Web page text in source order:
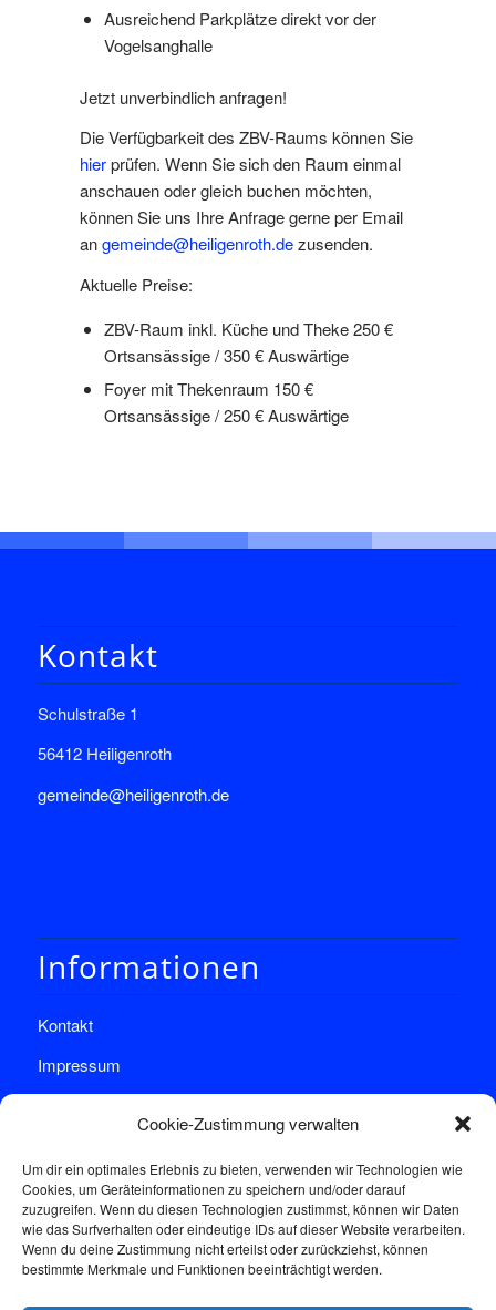
Cookie-Zustimmung verwalten
Um dir ein optimales Erlebnis zu bieten, verwenden wir Technologien wie
Cookies, um Geräteinformationen zu speichern und/oder darauf
zuzugreifen. Wenn du diesen Technologien zustimmst, können wir Daten
wie das Surfverhalten oder eindeutige IDs auf dieser Website verarbeiten.
Wenn du deine Zustimmung nicht erteilst oder zurückziehst, können
bestimmte Merkmale und Funktionen beeinträchtigt werden.
Ausreichend Parkplätze direkt vor der
Vogelsanghalle
Jetzt unverbindlich anfragen!
Die Verfügbarkeit des ZBV-Raums können Sie
hierprüfen. Wenn Sie sich den Raum einmal
anschauen oder gleich buchen möchten,
können Sie uns Ihre Anfrage gerne per Email
angemeinde@heiligenroth.dezusenden.
Aktuelle Preise:
ZBV-Raum inkl. Küche und Theke 250 €
Ortsansässige / 350 € Auswärtige
Foyer mit Thekenraum 150 €
Ortsansässige / 250 € Auswärtige
Kontakt
Schulstraße 1
56412 Heiligenroth
gemeinde@heiligenroth.de
Informationen
Kontakt
Impressum
Sprechstunde